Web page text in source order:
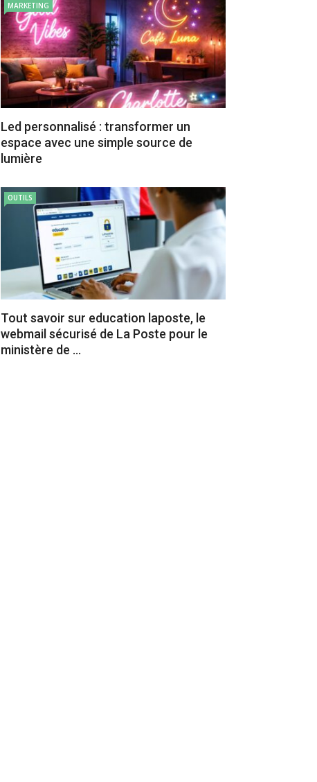
MARKETING
Led personnalisé : transformer un
espace avec une simple source de
lumière
OUTILS
Tout savoir sur education laposte, le
webmail sécurisé de La Poste pour le
ministère de ...